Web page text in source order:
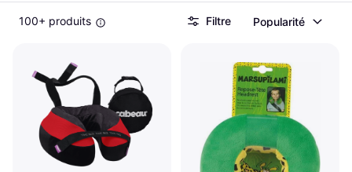
100+ produits Filtre Popularité